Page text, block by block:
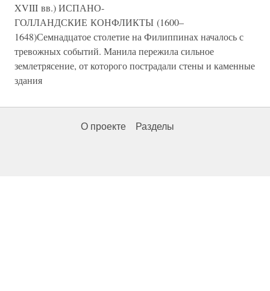
XVIII вв.) ИСПАНО-
ГОЛЛАНДСКИЕ КОНФЛИКТЫ (1600–
1648)Семнадцатое столетие на Филиппинах началось с
тревожных событий. Манила пережила сильное
землетрясение, от которого пострадали стены и каменные
здания
О проекте Разделы